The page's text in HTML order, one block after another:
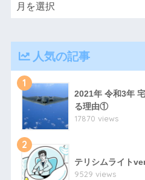
人気の記事
1
2021年 令和3年
る理由①
17870 views
2
テリシムライト
9529 views